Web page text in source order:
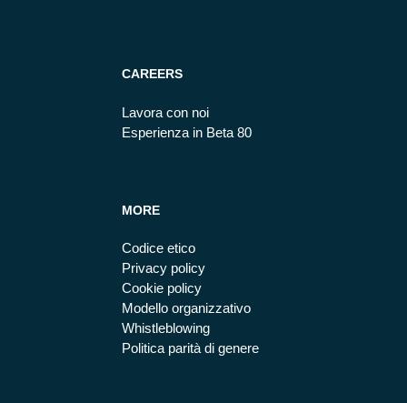
CAREERS
Lavora con noi
Esperienza in Beta 80
MORE
Codice etico
Privacy policy
Cookie policy
Modello organizzativo
Whistleblowing
Politica parità di genere